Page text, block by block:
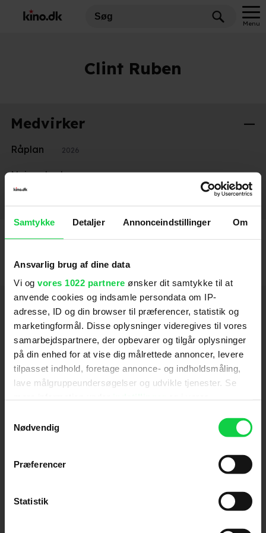
Samtykke Detaljer Annonceindstillinger Om
Ansvarlig brug af dine data
Vi og vores 1022 partnere ønsker dit samtykke til at
anvende cookies og indsamle persondata om IP-
adresse, ID og din browser til præferencer, statistik og
marketingformål. Disse oplysninger videregives til vores
samarbejdspartnere, der opbevarer og tilgår oplysninger
på din enhed for at vise dig målrettede annoncer, levere
tilpasset indhold, foretage annonce- og indholdsmåling,
lave målgruppeundersøgelser og udvikle tjenester. Se
tilbage eller ændre indstillinger fra vores
"Cookiedeklaration", eller ved at trykke på "Privacy
Indsamle præcise oplysninger om din placering,
Identificere din enhed baseret på en scanning af
Nødvendig
Præferencer
Statistik
Menu
Clint Ruben
Medvirker
Råplan 2026
Nøjsomheden 2026
Hold dig opdateret
Send
Ved tilmelding accepterer jeg samtidig
Kino.dks Markedsføringssamtykke